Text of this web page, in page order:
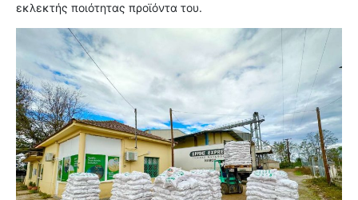
εκλεκτής ποιότητας προϊόντα του.